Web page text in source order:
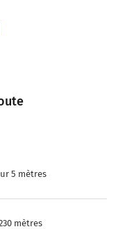
5 mètres
mètres